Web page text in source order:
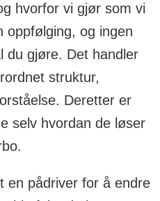
hvorfor vi gjør som vi
oppfølging, og ingen
du gjøre. Det handler
struktur,
Deretter er
selv hvordan de løser
en pådriver for å endre